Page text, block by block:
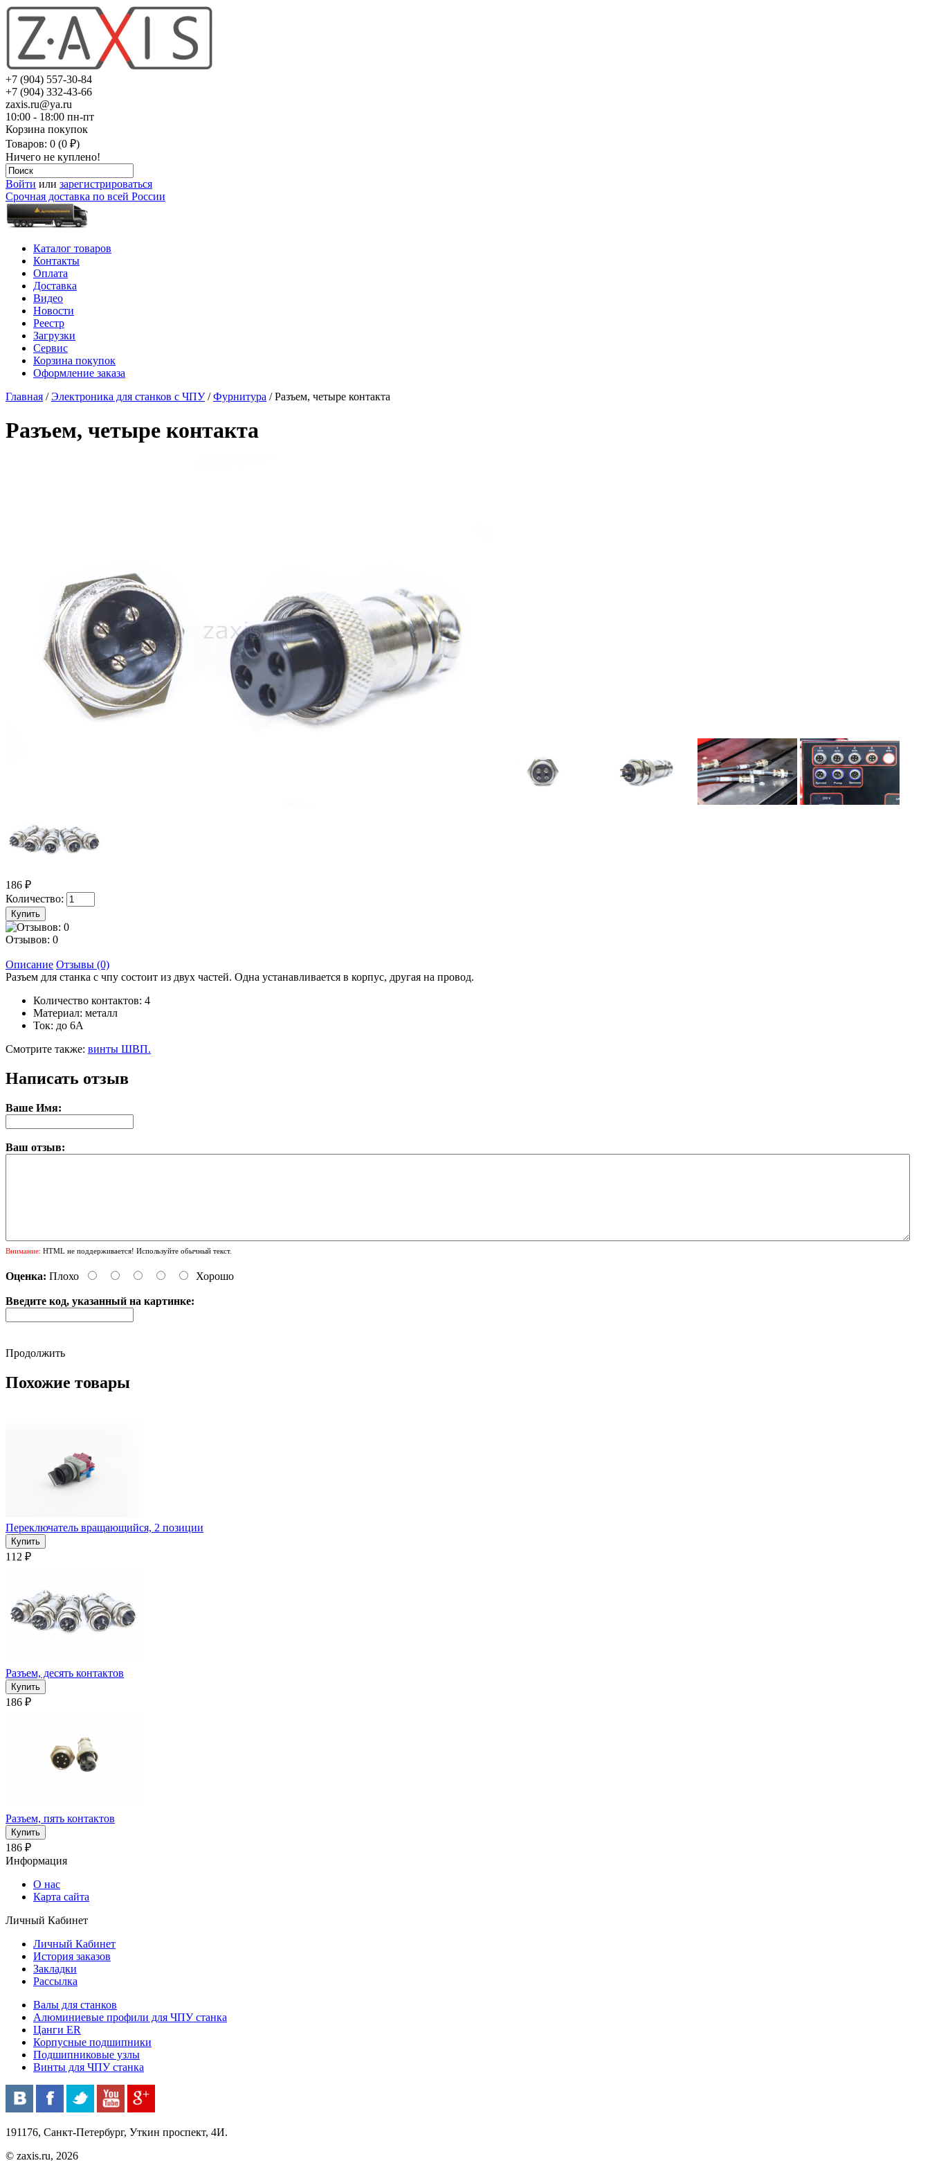
+7 (904) 557-30-84
+7 (904) 332-43-66
zaxis.ru@ya.ru
10:00 - 18:00 пн-пт
Корзина покупок
Товаров: 0 (0 ₽)
Ничего не куплено!
Войти или зарегистрироваться
Срочная доставка по всей России
Каталог товаров
Контакты
Оплата
Доставка
Видео
Новости
Реестр
Загрузки
Сервис
Корзина покупок
Оформление заказа
Главная /Электроника для станков с ЧПУ/Фурнитура / Разъем, четыре контакта
Разъем, четыре контакта
186 ₽
Количество:
Отзывов: 0
Описание Отзывы (0)
Разъем для станка с чпу состоит из двух частей. Одна устанавливается в корпус, другая на провод.
Количество контактов: 4
Материал: металл
Ток: до 6A
Смотрите также: винты ШВП.
Написать отзыв
Ваше Имя:
Ваш отзыв:
Внимание: HTML не поддерживается! Используйте обычный текст.
Оценка: Плохо Хорошо
Введите код, указанный на картинке:
Продолжить
Похожие товары
Переключатель вращающийся, 2 позиции
112 ₽
Разъем, десять контактов
186 ₽
Разъем, пять контактов
186 ₽
Информация
О нас
Карта сайта
Личный Кабинет
Личный Кабинет
История заказов
Закладки
Рассылка
Валы для станков
Алюминиевые профили для ЧПУ станка
Цанги ER
Корпусные подшипники
Подшипниковые узлы
Винты для ЧПУ станка
191176, Санкт-Петербург, Уткин проспект, 4И.
© zaxis.ru, 2026